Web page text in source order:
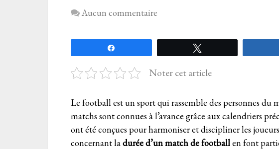
Aucun commentaire
Noter cet article
Le football est un sport qui rassemble des personnes du
matchs sont connues à l’avance grâce aux calendriers
ont été conçues pour harmoniser et discipliner les
concernant ladurée d’un match de footballen font